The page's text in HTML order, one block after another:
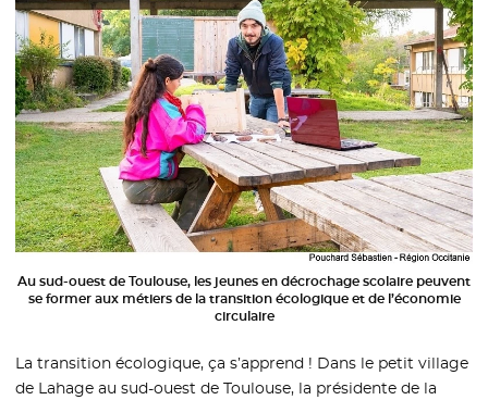
Au sud-ouest de Toulouse, les jeunes en décrochage scolaire peuvent
se former aux métiers de la transition écologique et de l’économie
circulaire
La transition écologique, ça s’apprend ! Dans le petit village
de Lahage au sud-ouest de Toulouse, la présidente de la